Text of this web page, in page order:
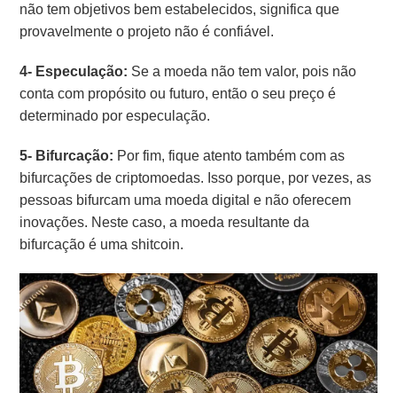
não tem objetivos bem estabelecidos, significa que
provavelmente o projeto não é confiável.
4- Especulação: Se a moeda não tem valor, pois não
conta com propósito ou futuro, então o seu preço é
determinado por especulação.
5- Bifurcação: Por fim, fique atento também com as
bifurcações de criptomoedas. Isso porque, por vezes, as
pessoas bifurcam uma moeda digital e não oferecem
inovações. Neste caso, a moeda resultante da
bifurcação é uma shitcoin.